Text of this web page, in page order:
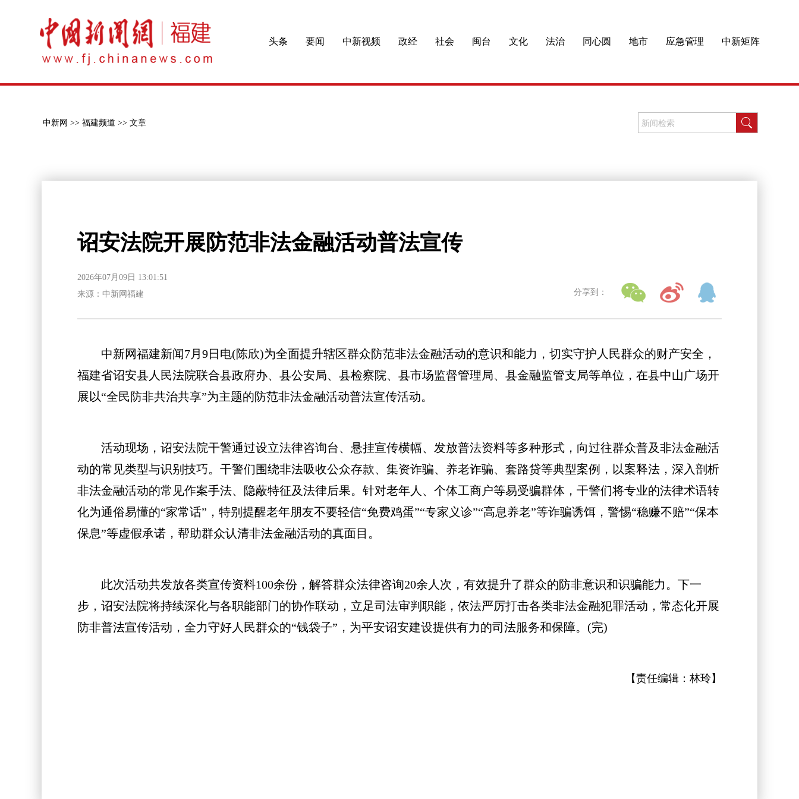
头条 要闻 中新视频 政经 社会 闽台 文化 法治 同心圆 地市 应急管理 中新矩阵
中新网 >> 福建频道 >> 文章
诏安法院开展防范非法金融活动普法宣传
2026年07月09日 13:01:51
来源：中新网福建
分享到：
中新网福建新闻7月9日电(陈欣)为全面提升辖区群众防范非法金融活动的意识和能力，切实守护人民群众的财产安全，
福建省诏安县人民法院联合县政府办、县公安局、县检察院、县市场监督管理局、县金融监管支局等单位，在县中山广场开
展以“全民防非共治共享”为主题的防范非法金融活动普法宣传活动。
活动现场，诏安法院干警通过设立法律咨询台、悬挂宣传横幅、发放普法资料等多种形式，向过往群众普及非法金融活
动的常见类型与识别技巧。干警们围绕非法吸收公众存款、集资诈骗、养老诈骗、套路贷等典型案例，以案释法，深入剖析
非法金融活动的常见作案手法、隐蔽特征及法律后果。针对老年人、个体工商户等易受骗群体，干警们将专业的法律术语转
化为通俗易懂的“家常话”，特别提醒老年朋友不要轻信“免费鸡蛋”“专家义诊”“高息养老”等诈骗诱饵，警惕“稳赚不赔”“保本
保息”等虚假承诺，帮助群众认清非法金融活动的真面目。
此次活动共发放各类宣传资料100余份，解答群众法律咨询20余人次，有效提升了群众的防非意识和识骗能力。下一
步，诏安法院将持续深化与各职能部门的协作联动，立足司法审判职能，依法严厉打击各类非法金融犯罪活动，常态化开展
防非普法宣传活动，全力守好人民群众的“钱袋子”，为平安诏安建设提供有力的司法服务和保障。(完)
【责任编辑： 林玲 】